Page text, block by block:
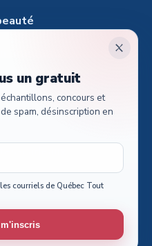
un gratuit
concours et
spam, désinscription en
courriels de Québec Tout
animaux
cadeaux